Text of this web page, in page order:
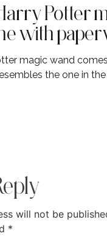
Potter
with
magic wand
the one in
will not be
*